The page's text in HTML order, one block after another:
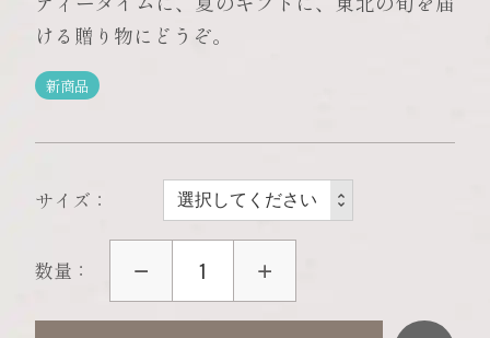
ける贈り物にどうぞ。
新商品
サイズ
数量：